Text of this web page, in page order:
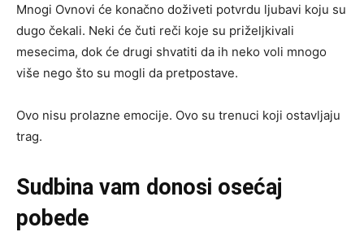
Mnogi Ovnovi će konačno doživeti potvrdu ljubavi koju su
dugo čekali. Neki će čuti reči koje su priželjkivali
mesecima, dok će drugi shvatiti da ih neko voli mnogo
više nego što su mogli da pretpostave.
Ovo nisu prolazne emocije. Ovo su trenuci koji ostavljaju
trag.
Sudbina vam donosi osećaj
pobede